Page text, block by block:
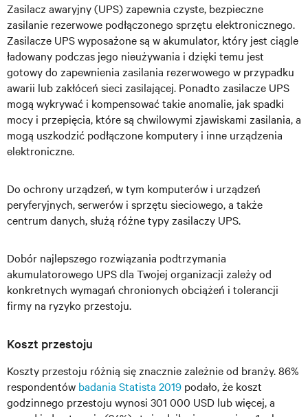
Zasilacz awaryjny (UPS) zapewnia czyste, bezpieczne
zasilanie rezerwowe podłączonego sprzętu elektronicznego.
Zasilacze UPS wyposażone są w akumulator, który jest ciągle
ładowany podczas jego nieużywania i dzięki temu jest
gotowy do zapewnienia zasilania rezerwowego w przypadku
awarii lub zakłóceń sieci zasilającej. Ponadto zasilacze UPS
mogą wykrywać i kompensować takie anomalie, jak spadki
mocy i przepięcia, które są chwilowymi zjawiskami zasilania, a
mogą uszkodzić podłączone komputery i inne urządzenia
elektroniczne.
Do ochrony urządzeń, w tym komputerów i urządzeń
peryferyjnych, serwerów i sprzętu sieciowego, a także
centrum danych, służą różne typy zasilaczy UPS.
Dobór najlepszego rozwiązania podtrzymania
akumulatorowego UPS dla Twojej organizacji zależy od
konkretnych wymagań chronionych obciążeń i tolerancji
firmy na ryzyko przestoju.
Koszt przestoju
Koszty przestoju różnią się znacznie zależnie od branży. 86%
respondentów badania Statista 2019 podało, że koszt
godzinnego przestoju wynosi 301 000 USD lub więcej, a